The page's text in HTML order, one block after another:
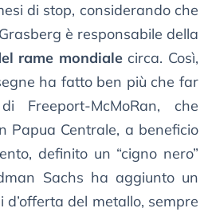
di stop, considerando che
è responsabile della
rame mondialecirca. Così,
ha fatto ben più che far
Freeport-McMoRan, che
Papua Centrale, a beneficio
definito un “cigno nero”
Sachs ha aggiunto un
del metallo, sempre